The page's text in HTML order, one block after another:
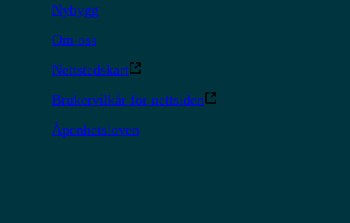
Nybygg
Om oss
Nettstedskart
Brukervilkår for nettsiden
Åpenhetsloven